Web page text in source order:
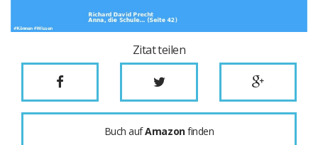
Zitat teilen
Buch aufAmazonfinden